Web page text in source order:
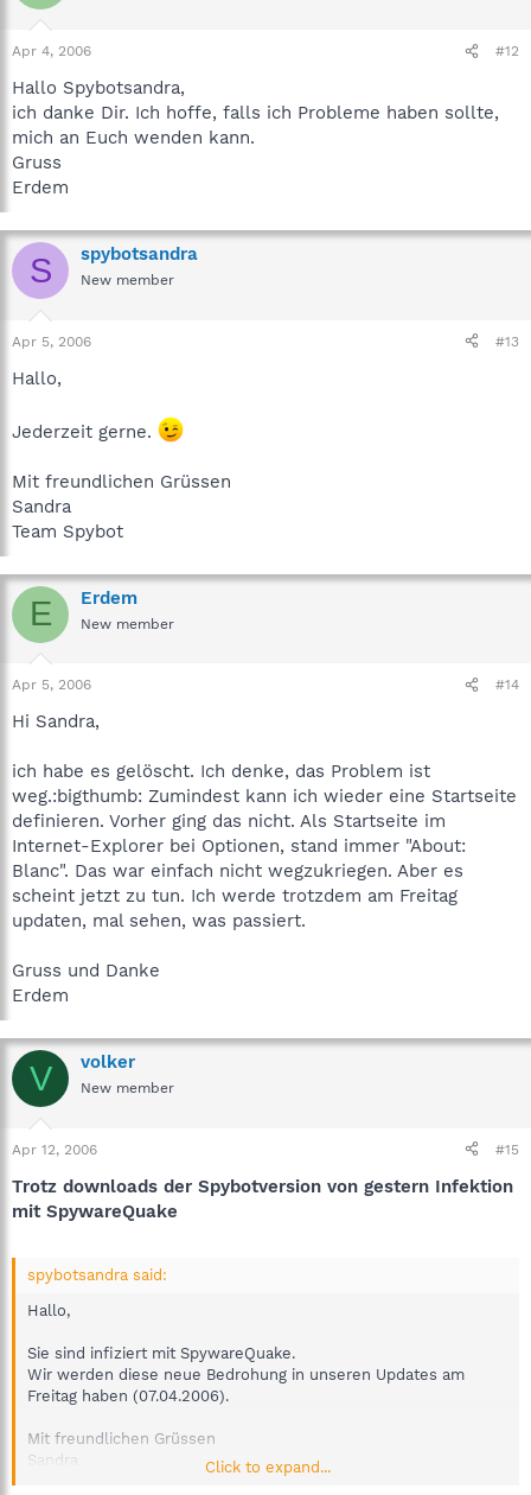
Apr 4, 2006 #12
Hallo Spybotsandra,
ich danke Dir. Ich hoffe, falls ich Probleme haben sollte,
mich an Euch wenden kann.
Gruss
Erdem
S spybotsandra
New member
Apr 5, 2006 #13
Hallo,
Jederzeit gerne.
Mit freundlichen Grüssen
Sandra
Team Spybot
E Erdem
New member
Apr 5, 2006 #14
Hi Sandra,
ich habe es gelöscht. Ich denke, das Problem ist
weg.:bigthumb: Zumindest kann ich wieder eine Startseite
definieren. Vorher ging das nicht. Als Startseite im
Internet-Explorer bei Optionen, stand immer "About:
Blanc". Das war einfach nicht wegzukriegen. Aber es
scheint jetzt zu tun. Ich werde trotzdem am Freitag
updaten, mal sehen, was passiert.
Gruss und Danke
Erdem
V volker
New member
Apr 12, 2006 #15
Trotz downloads der Spybotversion von gestern Infektion
mit SpywareQuake
spybotsandra said:
Hallo,
Sie sind infiziert mit SpywareQuake.
Wir werden diese neue Bedrohung in unseren Updates am
Freitag haben (07.04.2006).
Mit freundlichen Grüssen
Sandra
Click to expand...